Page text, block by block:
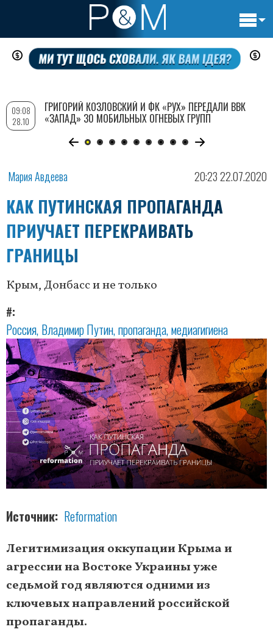
Перейти
содержанию
Мария Авдеева 20:23 22.07.2020
КАК ПУТИНСКАЯ ПРОПАГАНДА
ПРИУЧАЕТ ПЕРЕКРАИВАТЬ
ГРАНИЦЫ
Крым, Донбасс и не только
#
Россия Владимир Путин пропаганда медиагигиена
Источник Reformation
Легитимизация оккупации Крыма и
агрессии на Востоке Украины уже
седьмой год являются одними из
ключевых направлений российской
пропаганды.
09:08
28.10
ГРИГОРИЙ КОЗЛОВСКИЙ И ФК «РУХ» ПЕРЕДАЛИ ВВК
«ЗАПАД» 30 МОБИЛЬНЫХ ОГНЕВЫХ ГРУПП